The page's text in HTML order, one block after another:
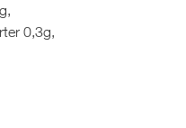
0,3g,